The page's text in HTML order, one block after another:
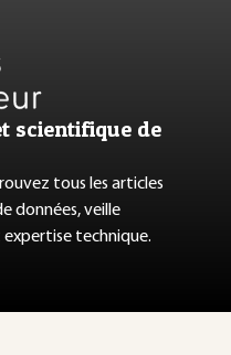
scientifique de
tous les articles
données, veille
technique.